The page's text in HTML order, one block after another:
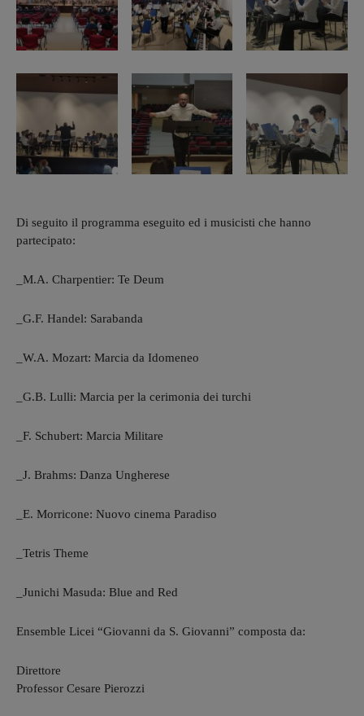
Di seguito il programma eseguito ed i musicisti che hanno
partecipato:
_M.A. Charpentier: Te Deum
_G.F. Handel: Sarabanda
_W.A. Mozart: Marcia da Idomeneo
_G.B. Lulli: Marcia per la cerimonia dei turchi
_F. Schubert: Marcia Militare
_J. Brahms: Danza Ungherese
_E. Morricone: Nuovo cinema Paradiso
_Tetris Theme
_Junichi Masuda: Blue and Red
Ensemble Licei “Giovanni da S. Giovanni” composta da:
Direttore
Professor Cesare Pierozzi